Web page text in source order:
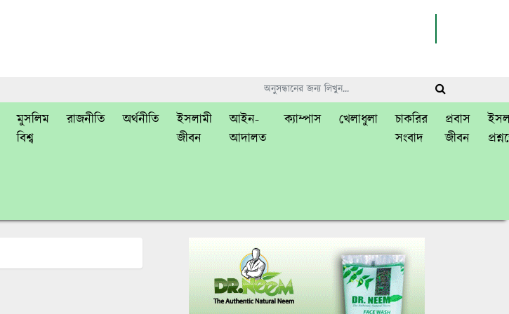
মুসলিম
বিশ্ব
রাজনীতি অর্থনীতি
ইসলামী
জীবন
আইন-
আদালত
ক্যাম্পাস খেলাধুলা
চাকরির
সংবাদ
প্রবাস
জীবন